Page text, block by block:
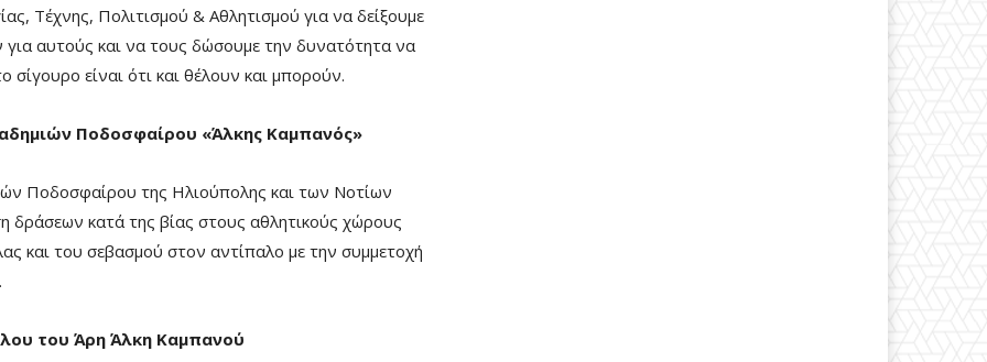
Τέχνης, Πολιτισμού & Αθλητισμού για να δείξουμε
αυτούς και να τους δώσουμε την δυνατότητα να
είναι ότι και θέλουν και μπορούν.
Ποδοσφαίρου «Άλκης Καμπανός»
Ποδοσφαίρου της Ηλιούπολης και των Νοτίων
κατά της βίας στους αθλητικούς χώρους
και του σεβασμού στον αντίπαλο με την συμμετοχή
του Άρη Άλκη Καμπανού